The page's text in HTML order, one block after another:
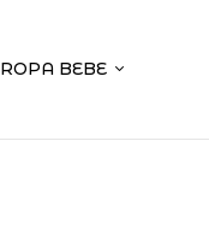
ROPA BEBE